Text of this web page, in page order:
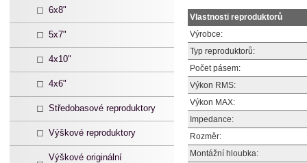
6x8"
5x7"
4x10"
4x6"
Středobasové reproduktory
Výškové reproduktory
Výškové originální
Vlastnosti reproduktorů
Výrobce:
Typ reproduktorů:
Počet pásem:
Výkon RMS:
Výkon MAX:
Impedance:
Rozměr:
Montážní hloubka: